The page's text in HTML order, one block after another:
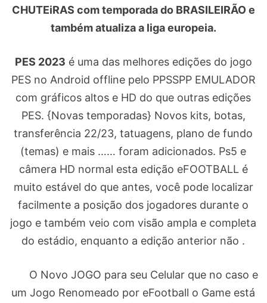
CHUTEiRAS com temporada do BRASILEIRÃO e
também atualiza a liga europeia.
PES 2023 é uma das melhores edições do jogo
PES no Android offline pelo PPSSPP EMULADOR
com gráficos altos e HD do que outras edições
PES. {Novas temporadas} Novos kits, botas,
transferência 22/23, tatuagens, plano de fundo
(temas) e mais …… foram adicionados. Ps5 e
câmera HD normal esta edição eFOOTBALL é
muito estável do que antes, você pode localizar
facilmente a posição dos jogadores durante o
jogo e também veio com visão ampla e completa
do estádio, enquanto a edição anterior não .
O Novo JOGO para seu Celular que no caso e
um Jogo Renomeado por eFootball o Game está